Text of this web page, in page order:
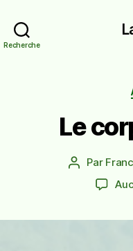
Recherche
Le
Auteur
l’article
Par